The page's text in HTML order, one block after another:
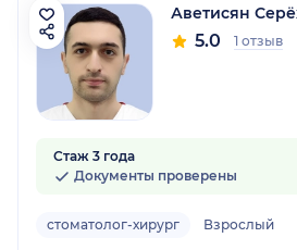
Аветисян
5.0 1 отзыв
Стаж 3 года
Документы проверены
стоматолог-хирург Взрослый